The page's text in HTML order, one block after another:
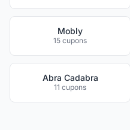
Mobly
15 cupons
Abra Cadabra
11 cupons